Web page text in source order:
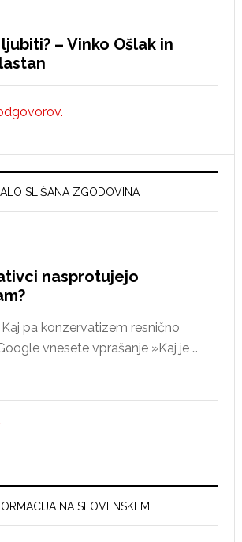
– Vinko Ošlak in
SLIŠANA ZGODOVINA
nasprotujejo
pa konzervatizem resnično
vnesete vprašanje »Kaj je …
NA SLOVENSKEM